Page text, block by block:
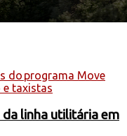
da linha utilitária em